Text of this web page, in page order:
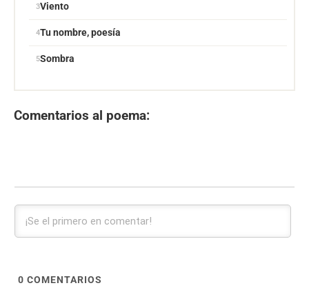
Viento
Tu nombre, poesía
Sombra
Comentarios al poema:
0 COMENTARIOS